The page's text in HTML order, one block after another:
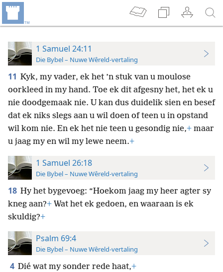
1 Samuel 24:11
Die Bybel – Nuwe Wêreld-vertaling
11 Kyk, my vader, ek het ’n stuk van u moulose
oorkleed in my hand. Toe ek dit afgesny het, het ek u
nie doodgemaak nie. U kan dus duidelik sien en besef
dat ek niks slegs aan u wil doen of teen u in opstand
wil kom nie. En ek het nie teen u gesondig nie,+ maar
u jaag my en wil my lewe neem.+
1 Samuel 26:18
Die Bybel – Nuwe Wêreld-vertaling
18 Hy het bygevoeg: “Hoekom jaag my heer agter sy
kneg aan?+ Wat het ek gedoen, en waaraan is ek
skuldig?+
Psalm 69:4
Die Bybel – Nuwe Wêreld-vertaling
4 Dié wat my sonder rede haat,+